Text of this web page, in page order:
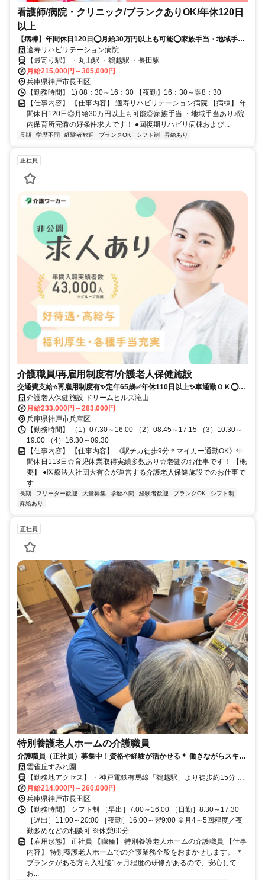
看護師/病院・クリニック/ブランクありOK/年休120日
以上
【病棟】年間休日120日⭕月給30万円以上も可能⭕家族手当・地域手当
あり✨院内保育所完備の好条件求人です❗️
適寿リハビリテーション病院
【最寄り駅】 ・丸山駅 ・鵯越駅 ・長田駅
月給215,000円～305,000円
兵庫県神戸市長田区
【勤務時間】 1) 08：30～16：30 【夜勤】16：30～翌8：30
【仕事内容】 【仕事内容】 適寿リハビリテーション病院 【病棟】 年
間休日120日◎月給30万円以上も可能◎家族手当 ・地域手当あり♪院
内保育所完備の好条件求人です！ ●回復期リハビリ病棟および...
長期 学歴不問 経験者歓迎 ブランクOK シフト制 昇給あり
正社員
介護職員/再雇用制度有/介護老人保健施設
交通費支給⭐️再雇用制度有✨定年65歳✅️年休110日以上✨車通勤ＯＫ⭕️週
休2日✨駅チカ
介護老人保健施設 ドリームヒルズ滝山
月給233,000円～283,000円
兵庫県神戸市兵庫区
【勤務時間】 （1）07:30～16:00 （2）08:45～17:15 （3）10:30～
19:00 （4）16:30～09:30
【仕事内容】 【仕事内容】 《駅チカ徒歩9分＊マイカー通勤OK》年
間休日113日☆育児休業取得実績多数あり☆老健のお仕事です！ 【概
要】 ●医療法人社団大有会が運営する介護老人保健施設でのお仕事で
す...
長期 フリーター歓迎 大量募集 学歴不問 経験者歓迎 ブランクOK
シフト制
昇給あり
正社員
特別養護老人ホームの介護職員
介護職員（正社員）募集中！資格や経験が活かせる＊ 働きながらスキ
ル・キャリアアップできる＊
雲雀丘すみれ園
【勤務地アクセス】 ・神戸電鉄有馬線「鵯越駅」より徒歩約15分 ・
各線「新開地駅」より車で約13分 ＼「高速長田駅」から送迎バスあ
り！／ 〇車・バイク・自転車通勤OK（無料駐車場あり）
月給214,000円～260,000円
兵庫県神戸市長田区
【勤務時間】 シフト制 ［早出］7:00～16:00 ［日勤］8:30～17:30
［遅出］11:00～20:00 ［夜勤］16:00～翌9:00 ※月4～5回程度／夜
勤多めなどの相談可 ※休憩60分...
【雇用形態】 正社員 【職種】 特別養護老人ホームの介護職員 【仕事
内容】 特別養護老人ホームでの介護業務全般をおまかせします。 ＊
ブランクがある方も入社後1ヶ月程度の研修があるので、安心して
お...